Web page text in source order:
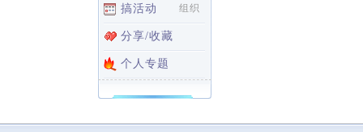
搞活动 组织
分享/收藏
个人专题